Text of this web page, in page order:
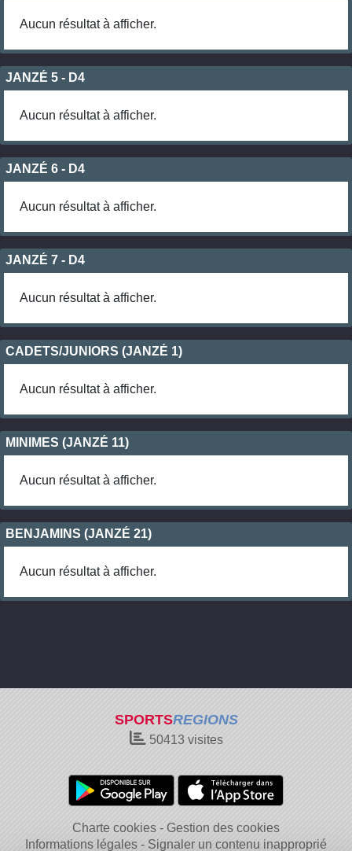
Aucun résultat à afficher.
JANZÉ 5 - D4
Aucun résultat à afficher.
JANZÉ 6 - D4
Aucun résultat à afficher.
JANZÉ 7 - D4
Aucun résultat à afficher.
CADETS/JUNIORS (JANZÉ 1)
Aucun résultat à afficher.
MINIMES (JANZÉ 11)
Aucun résultat à afficher.
BENJAMINS (JANZÉ 21)
Aucun résultat à afficher.
SPORTSREGIONS
50413visites
Charte cookies
Gestion des cookies
Informations légales
Signaler un contenu inapproprié